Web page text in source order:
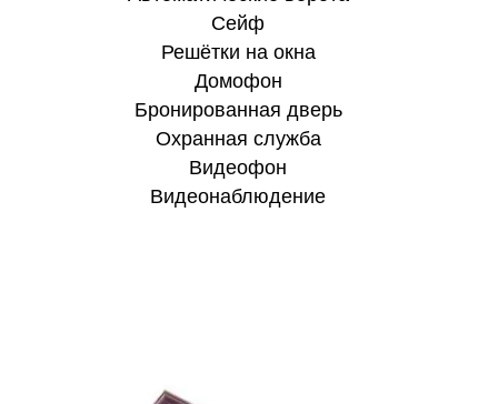
Сейф
Решётки на окна
Домофон
Бронированная дверь
Охранная служба
Видеофон
Видеонаблюдение